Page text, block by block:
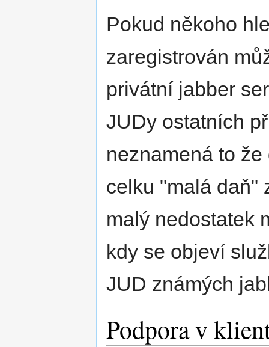
Pokud někoho
zaregistrován
privátní jabber
JUDy ostatních
neznamená to
celku "malá daň"
malý nedostatek
kdy se objeví
JUD známých
Podpora v